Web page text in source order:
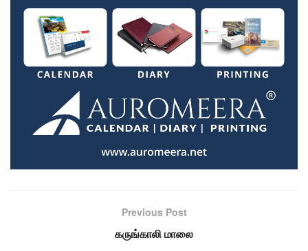
Previous Post
கருங்காலி மாலை